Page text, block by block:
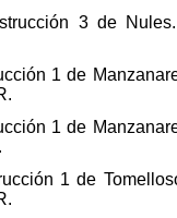
3 de
1 de
1 de
1 de